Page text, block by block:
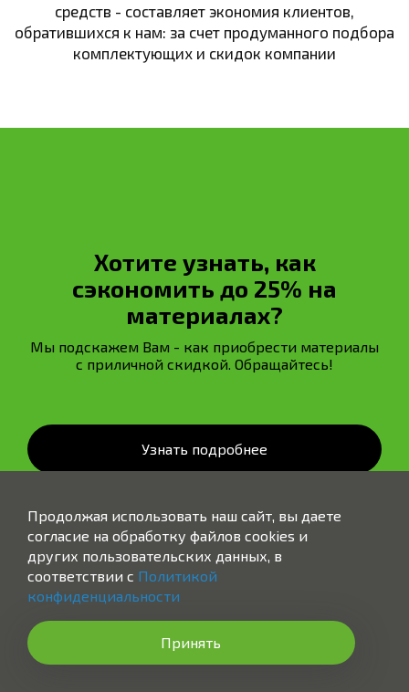
средств - составляет экономия клиентов,
обратившихся к нам: за счет продуманного подбора
комплектующих и скидок компании
Хотите узнать, как
сэкономить до 25% на
материалах?
Мы подскажем Вам - как приобрести материалы
с приличной скидкой. Обращайтесь!
Узнать подробнее
МОНТАЖ.РУС
Санкт-Петербург, Софийская улица, 95Д
Продолжая использовать наш сайт, вы даете
согласие на обработку файлов cookies и
других пользовательских данных, в
соответствии с Политикой
конфиденциальности
Принять